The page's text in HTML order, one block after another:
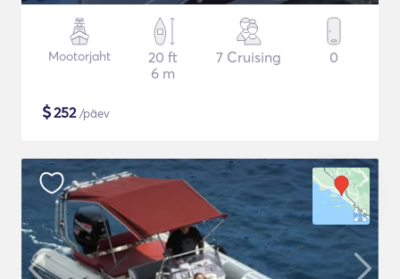
Mootorjaht
20 ft
6 m
7 Cruising 0
$252/päev